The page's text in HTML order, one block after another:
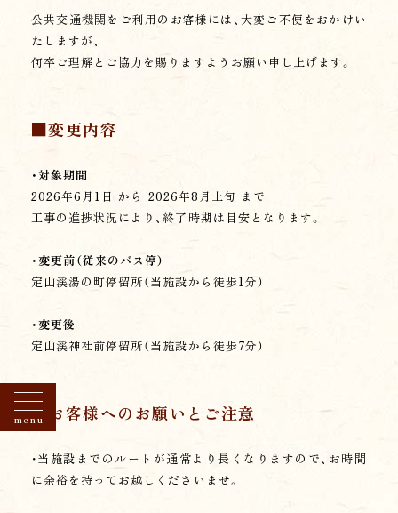
【第三者への提供】
当グループは、以下の場合を除き、お客様本人の個
人情報を第三者に提供いたしません。
（個人情報保護の水準を満たした業務委託先を含
・警察や裁判所等の公的機関から、法律に基づく正
式な照合を受けた場合。
・その他、お客様、弊社、第三者にとって重大かつ緊
【センシティブ情報の取扱い】
当グループは、要配慮個人情報を含む情報（センシ
な範囲内で取得、利用または第三者への提供を行
うときは、本人の同意を得るようにします。
当グループは、取り扱う個人情報の漏洩、滅失また
め、適切なセキュリティ対策を講じます。
【個人情報の開示・訂正・削除・利用停止等】
menu
当館オリジナル商品を販売中
公共交通機関をご利用のお客様には、大変ご不便をおかけい
たしますが、
何卒ご理解とご協力を賜りますようお願い申し上げます。
■変更内容
・対象期間
2026年6月1日 から 2026年8月上旬 まで
工事の進捗状況により、終了時期は目安となります。
・変更前（従来のバス停）
定山渓湯の町停留所（当施設から徒歩1分）
・変更後
定山渓神社前停留所（当施設から徒歩7分）
■お客様へのお願いとご注意
・当施設までのルートが通常より長くなりますので、お時間
に余裕を持ってお越しくださいませ。